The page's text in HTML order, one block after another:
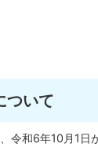
ついて
令和6年10月1日